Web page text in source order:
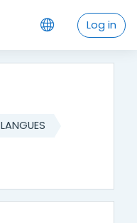
Log in
LANGUES